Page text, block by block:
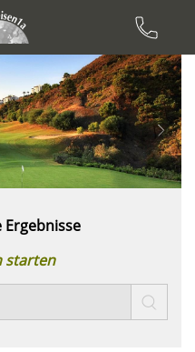
Next
Ergebnisse
starten